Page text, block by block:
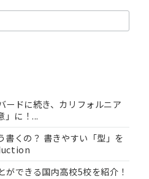
ードに続き、カリフォルニア
」に！...
書くの？ 書きやすい「型」を
ができる国内高校5校を紹介！